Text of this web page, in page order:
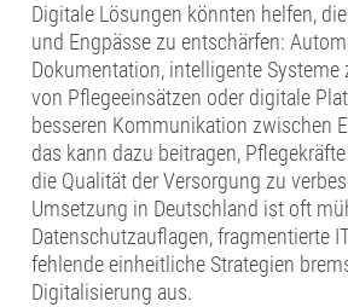
Digitale Lösungen könnten helfen,
und Engpässe zu entschärfen:
Dokumentation, intelligente Systeme
von Pflegeeinsätzen oder digitale
besseren Kommunikation zwischen
das kann dazu beitragen,
die Qualität der Versorgung zu
Umsetzung in Deutschland ist oft
Datenschutzauflagen, fragmentierte
fehlende einheitliche Strategien
Digitalisierung aus.